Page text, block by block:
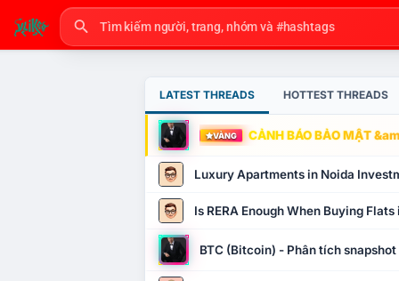
LATEST THREADS HOTTEST THREADS
VÀNG CẢNH BÁO BẢO MẬT
Luxury Apartments in Noida
Is RERA Enough When Buying Flats
BTC (Bitcoin) - Phân tích